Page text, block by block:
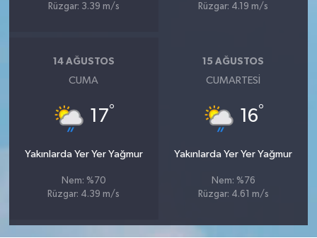
Rüzgar: 3.39 m/s
Rüzgar: 4.19 m/s
14 AĞUSTOS
CUMA
17°
Yakınlarda Yer Yer Yağmur
Nem: %70
Rüzgar: 4.39 m/s
15 AĞUSTOS
CUMARTESI
16°
Yakınlarda Yer Yer Yağmur
Nem: %76
Rüzgar: 4.61 m/s